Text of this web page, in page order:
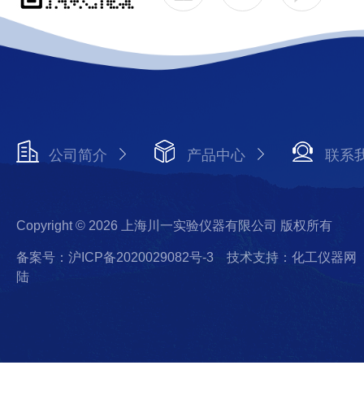
公司简介 产品中心 联系
Copyright © 2026 上海川一实验仪器有限公司 版权所有
备案号：沪ICP备2020029082号-3
技术支持：化工仪器网
陆